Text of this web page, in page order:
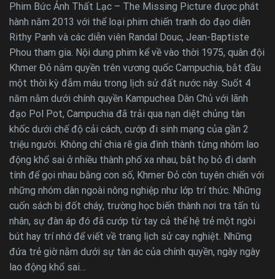
Phim Bức Ảnh Thất Lạc – The Missing Picture được phát
hành năm 2013 với thể loại phim chiến tranh do đạo diễn
Rithy Panh và các diễn viên Randal Douc, Jean-Baptiste
Phou tham gia. Nội dung phim kể về vào thời 1975, quân đội
Khmer Đỏ nắm quyền trên vương quốc Campuchia, bắt đầu
một thời kỳ đẫm máu trong lịch sử đất nước này. Suốt 4
năm nằm dưới chính quyền Kampuchea Dân Chủ với lãnh
đạo Pol Pot, Campuchia đã trải qua nạn diệt chủng tàn
khốc dưới chế độ cải cách, cướp đi sinh mạng của gần 2
triệu người. Không chỉ chia rẽ gia đình thành từng nhóm lao
động khổ sai ở nhiều thành phố xa nhau, bắt họ bỏ đi danh
tính để gọi nhau bằng con số, Khmer Đỏ còn tuyên chiến với
những nhóm dân ngoài nông nghiệp như lớp trí thức. Những
cuốn sách bị đốt cháy, trường học biến thành nơi tra tấn tù
nhân, sự đàn áp đó đã cướp từ tay cả thế hệ trẻ một ngòi
bút hay trí nhớ để viết về trang lịch sử cay nghiệt. Những
đứa trẻ giờ nằm dưới sự tàn ác của chính quyền, ngày ngày
lao động khổ sai…